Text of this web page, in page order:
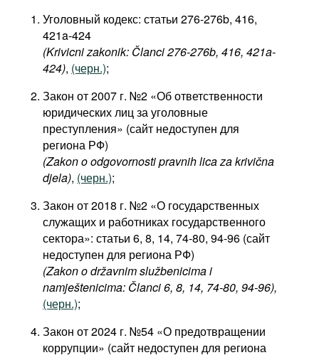
Уголовный кодекс: статьи 276-276b, 416,
421a-424
(Krivicni zakonik: Članci 276-276b, 416, 421a-
424), (черн.);
Закон от 2007 г. №2 «Об ответственности
юридических лиц за уголовные
преступления» (сайт недоступен для
региона РФ)
(Zakon o odgovornosti pravnih lica za krivična
djela), (черн.);
Закон от 2018 г. №2 «О государственных
служащих и работниках государственного
сектора»: статьи 6, 8, 14, 74-80, 94-96 (сайт
недоступен для региона РФ)
(Zakon o državnim službenicima i
namještenicima: Članci 6, 8, 14, 74-80, 94-96),
(черн.);
Закон от 2024 г. №54 «О предотвращении
коррупции» (сайт недоступен для региона